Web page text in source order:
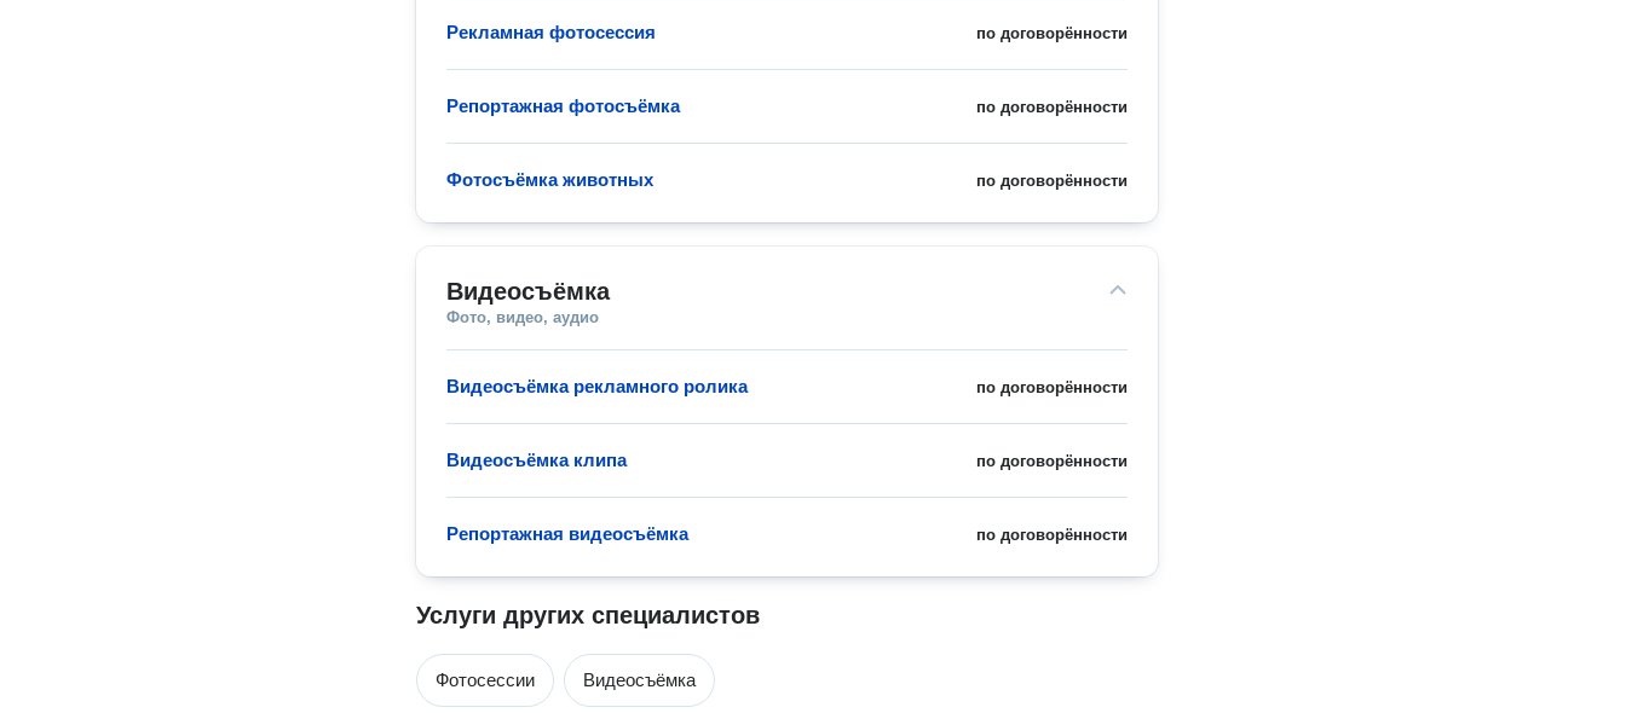
по договорённости
Рекламная фотосессия
по договорённости
Репортажная фотосъёмка
по договорённости
Фотосъёмка животных
Видеосъёмка
Фото, видео, аудио
по договорённости
Видеосъёмка рекламного ролика
по договорённости
Видеосъёмка клипа
по договорённости
Репортажная видеосъёмка
Услуги других специалистов
Фотосессии Видеосъёмка